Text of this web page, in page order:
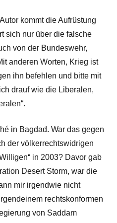
kommt die Aufrüstung
sich nur über die falsche
von der Bundeswehr,
anderen Worten, Krieg ist
ihn befehlen und bitte mit
drauf wie die Liberalen,
in Bagdad. War das gegen
der völkerrechtswidrigen
in 2003? Davor gab
Desert Storm, war die
mir irgendwie nicht
rechtskonformen
von Saddam